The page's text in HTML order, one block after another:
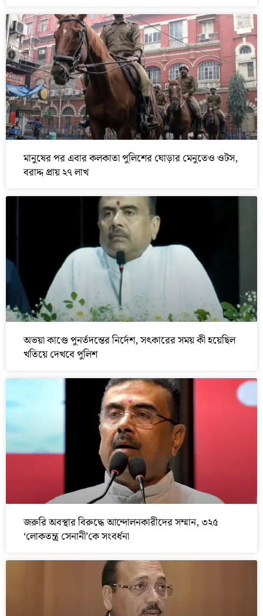
মানুষের পর এবার কলকাতা পুলিশের ঘোড়ার মেনুতেও ওটস,
বরাদ্দ প্রায় ২৭ লাখ
অভয়া কাণ্ডে পুনর্তদন্তের নির্দেশ, সৎকারের সময় কী হয়েছিল
খতিয়ে দেখবে পুলিশ
জরুরি অবস্থার বিরুদ্ধে আন্দোলনকারীদের সম্মান, ৩২৫
‘লোকতন্ত্র সেনানী’কে সংবর্ধনা